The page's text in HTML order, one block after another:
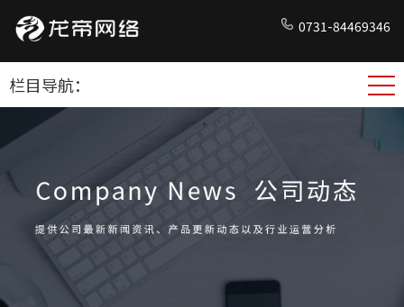
0731-84469346
栏目导航：